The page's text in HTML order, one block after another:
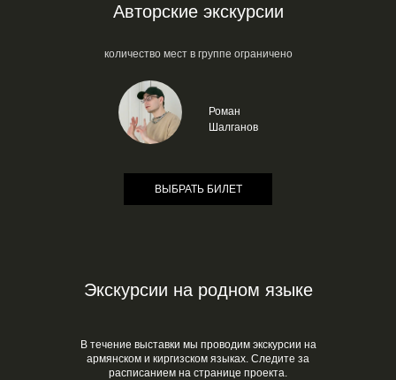
Авторские экскурсии
Роман
Шалганов
количество мест в группе ограничено
ВЫБРАТЬ БИЛЕТ
Экскурсии на родном языке
В течение выставки мы проводим экскурсии на
армянском и киргизском языках. Следите за
расписанием на странице проекта.